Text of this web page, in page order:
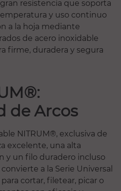
resistencia que soporta
y uso continuo
a la hoja mediante
de acero inoxidable
firme, duradera y segura
de Arcos
NITRUM®, exclusiva de
excelente, una alta
y un filo duradero incluso
a la Serie Universal
cortar, filetear, picar o